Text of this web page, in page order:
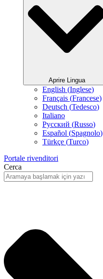
Aprire Lingua
English (Inglese)
Français (Francese)
Deutsch (Tedesco)
Italiano
Русский (Russo)
Español (Spagnolo)
Türkçe (Turco)
Portale rivenditori
Cerca